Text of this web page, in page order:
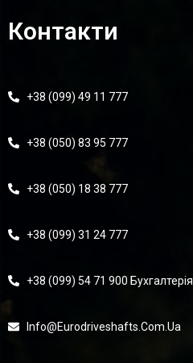
Контакти
+38 (099) 49 11 777
+38 (050) 83 95 777
+38 (050) 18 38 777
+38 (099) 31 24 777
+38 (099) 54 71 900 Бухгалтерія
Info@eurodriveshafts.com.ua